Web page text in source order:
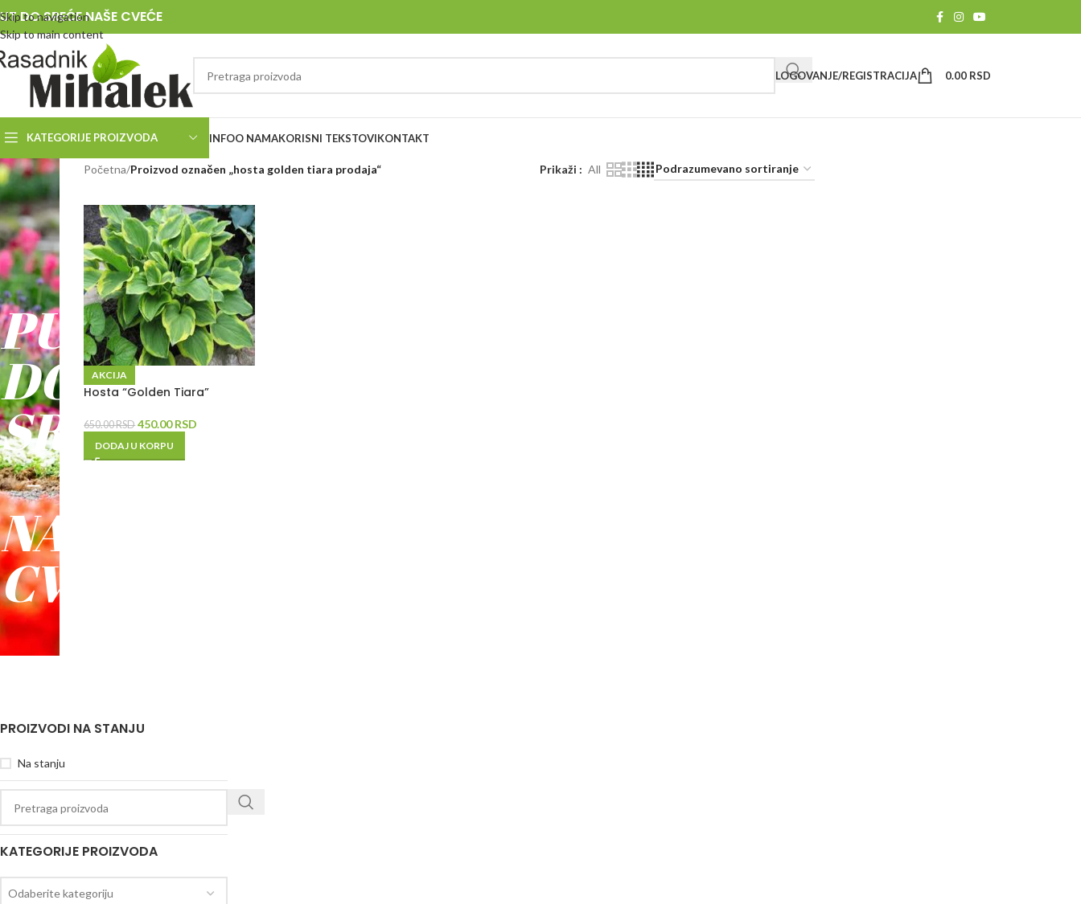
Skip to navigation
Skip to main content
DO SREĆE NAŠE CVEĆE
LOGOVANJE/REGISTRACIJA 0.00 RSD
KATEGORIJE PROIZVODA INFOO NAMAKORISNI TEKSTOVIKONTAKT
RASADNIK
MIHALEK
PUT
DO
SREĆE
-
NAŠE
CVEĆE
Početna/Proizvod označen „hosta golden tiara prodaja“ Prikaži All
AKCIJA
Hosta “Golden Tiara”
650.00RSD 450.00RSD
DODAJ U KORPU
PROIZVODI NA STANJU
Na stanju
KATEGORIJE PROIZVODA
Odaberite kategoriju